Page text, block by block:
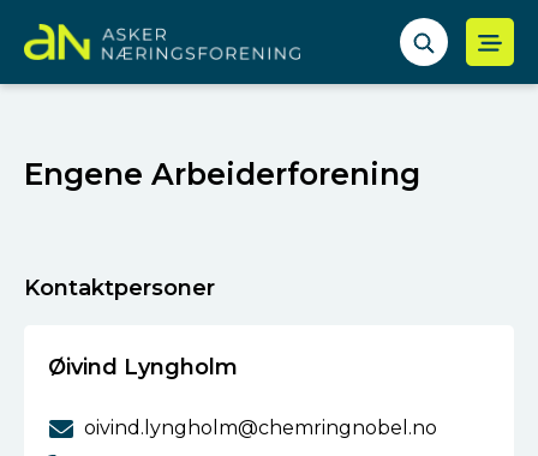
Engene Arbeiderforening
Kontaktpersoner
Øivind Lyngholm
oivind.lyngholm@chemringnobel.no